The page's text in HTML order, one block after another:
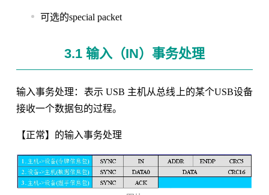
可选的special packet
3.1 输入（IN）事务处理
输入事务处理：表示 USB 主机从总线上的某个USB设备
接收一个数据包的过程。
【正常】的输入事务处理